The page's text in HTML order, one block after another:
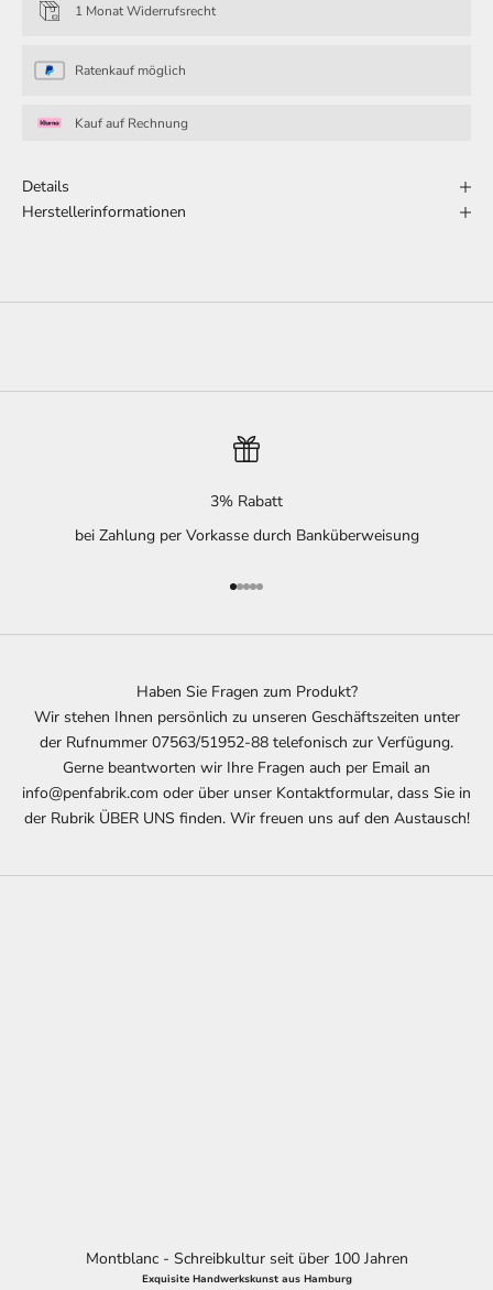
1 Monat Widerrufsrecht
Ratenkauf möglich
Kauf auf Rechnung
Details
Herstellerinformationen
3% Rabatt
bei Zahlung per Vorkasse durch Banküberweisung
Gehe zu Element 1
Gehe zu Element 2
Gehe zu Element 3
Gehe zu Element 4
Gehe zu Element 5
Haben Sie Fragen zum Produkt?
Wir stehen Ihnen persönlich zu unseren Geschäftszeiten unter
der Rufnummer 07563/51952-88 telefonisch zur Verfügung.
Gerne beantworten wir Ihre Fragen auch per Email an
info@penfabrik.com oder über unser Kontaktformular, dass Sie in
der Rubrik ÜBER UNS finden. Wir freuen uns auf den Austausch!
Montblanc - Schreibkultur seit über 100 Jahren
Exquisite Handwerkskunst aus Hamburg